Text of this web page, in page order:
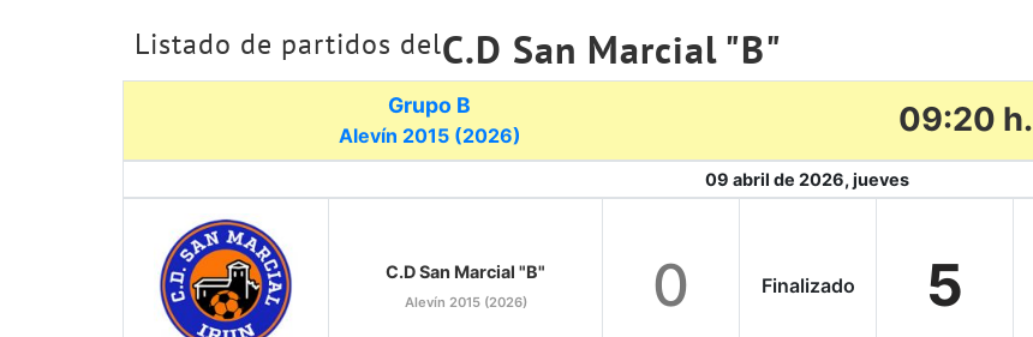
Listado de partidos delC.D San Marcial "B"
Grupo B
Alevín 2015 (2026) 09:20 h.
09 abril de 2026, jueves
C.D San Marcial "B"
Alevín 2015 (2026) 0 Finalizado 5